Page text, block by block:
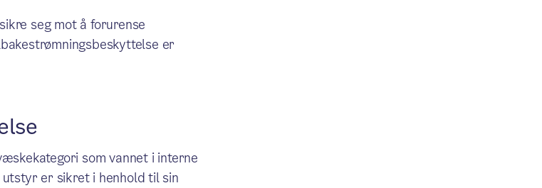
seg mot å forurense
er
som vannet i interne
er sikret i henhold til sin